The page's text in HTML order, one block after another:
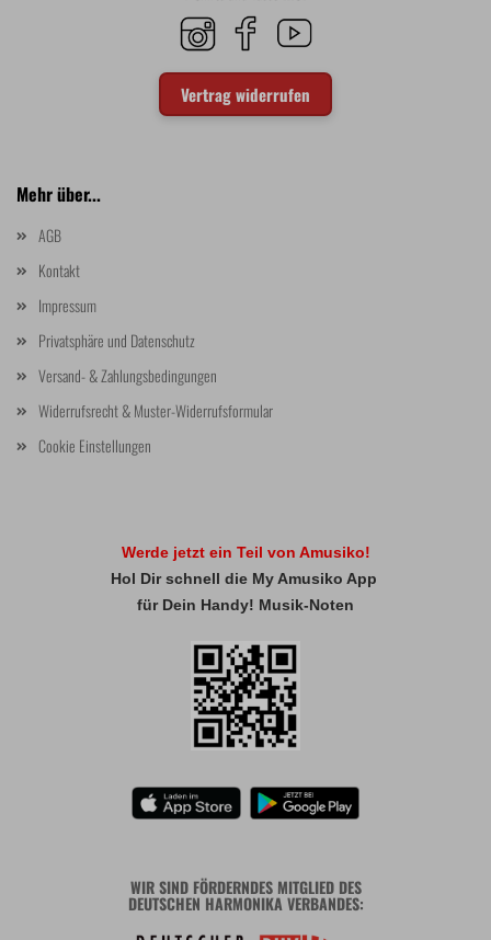
Vertrag widerrufen
Mehr über...
AGB
Kontakt
Impressum
Privatsphäre und Datenschutz
Versand- & Zahlungsbedingungen
Widerrufsrecht & Muster-Widerrufsformular
Cookie Einstellungen
Werde jetzt ein Teil von Amusiko!
Hol Dir schnell die My Amusiko App
für Dein Handy! Musik-Noten
WIR SIND FÖRDERNDES MITGLIED DES
DEUTSCHEN HARMONIKA VERBANDES: